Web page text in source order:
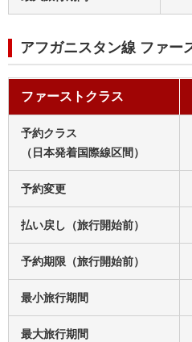
アフガニスタン線 ファー
ファーストクラス
予約クラス
（日本発着国際線区間）
予約変更
払い戻し（旅行開始前）
予約期限（旅行開始前）
最小旅行期間
最大旅行期間